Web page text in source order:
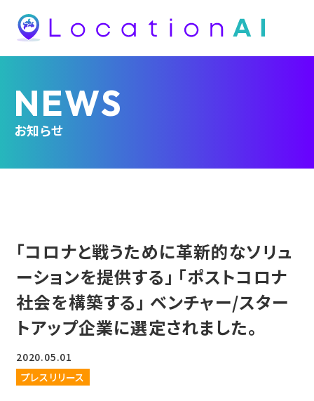
NEWS
お知らせ
「コロナと戦うために革新的なソリュ
ーションを提供する」 「ポストコロナ
社会を構築する」 ベンチャー/スター
トアップ企業に選定されました。
2020.05.01
プレスリリース